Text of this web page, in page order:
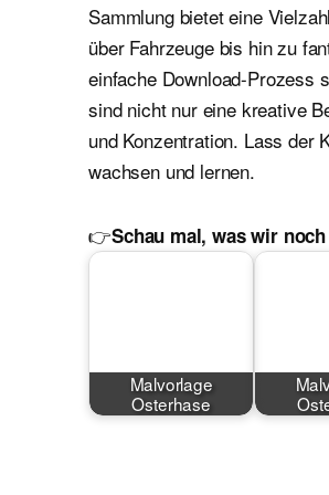
Sammlung bietet eine
über Fahrzeuge bis hin zu
einfache Download-Prozess
sind nicht nur eine kreative
und Konzentration. Lass der
wachsen und lernen.
👉Schau mal, was wir
Malvorlage
Osterhase